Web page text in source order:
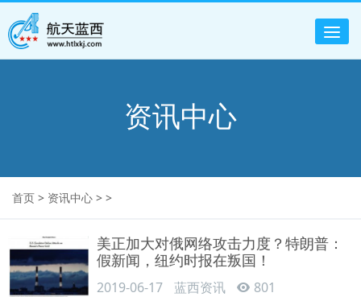
资讯中心
首页 > 资讯中心 > >
美正加大对俄网络攻击力度？特朗普：
假新闻，纽约时报在叛国！
2019-06-17 蓝西资讯 801